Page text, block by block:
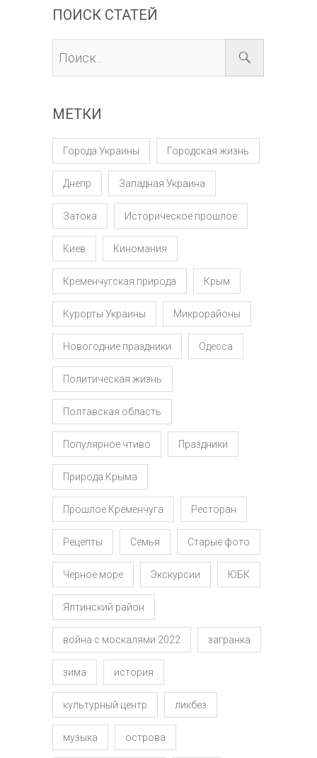
ПОИСК СТАТЕЙ
МЕТКИ
Города Украины Городская жизнь
Днепр Западная Украина
Затока Историческое прошлое
Киев Киномания
Кременчугская природа Крым
Курорты Украины Микрорайоны
Новогодние праздники Одесса
Политическая жизнь
Полтавская область
Популярное чтиво Праздники
Природа Крыма
Прошлое Кременчуга Ресторан
Рецепты Семья Старые фото
Черное море Экскурсии ЮБК
Ялтинский район
война с москалями 2022 загранка
зима история
культурный центр ликбез
музыка острова